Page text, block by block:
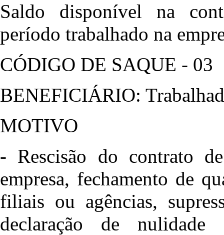
Saldo disponível na
período trabalhado na
CÓDIGO DE SAQUE - 03
BENEFICIÁRIO:
MOTIVO
- Rescisão do contrato
empresa, fechamento de
filiais ou agências,
declaração de